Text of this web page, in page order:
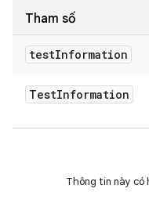
Tham số
testInformation
TestInformation
Thông tin này có